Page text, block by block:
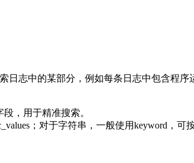
日志中的某部分，例如每条日志中包含程
，用于精准搜索。
；对于字符串，一般使用keyword，可